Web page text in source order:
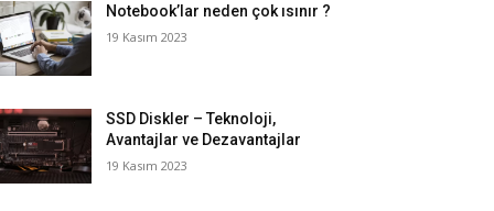
Notebook’lar neden çok ısınır ?
19 Kasım 2023
SSD Diskler – Teknoloji,
Avantajlar ve Dezavantajlar
19 Kasım 2023